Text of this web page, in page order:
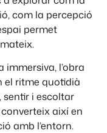
com la percepció
permet
l’obra
el ritme quotidià
, sentir i escoltar
així en
amb l’entorn.